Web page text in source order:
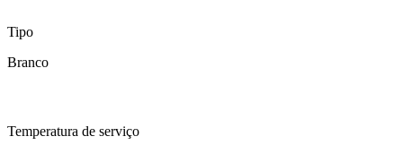
Tipo
Branco
Temperatura de serviço